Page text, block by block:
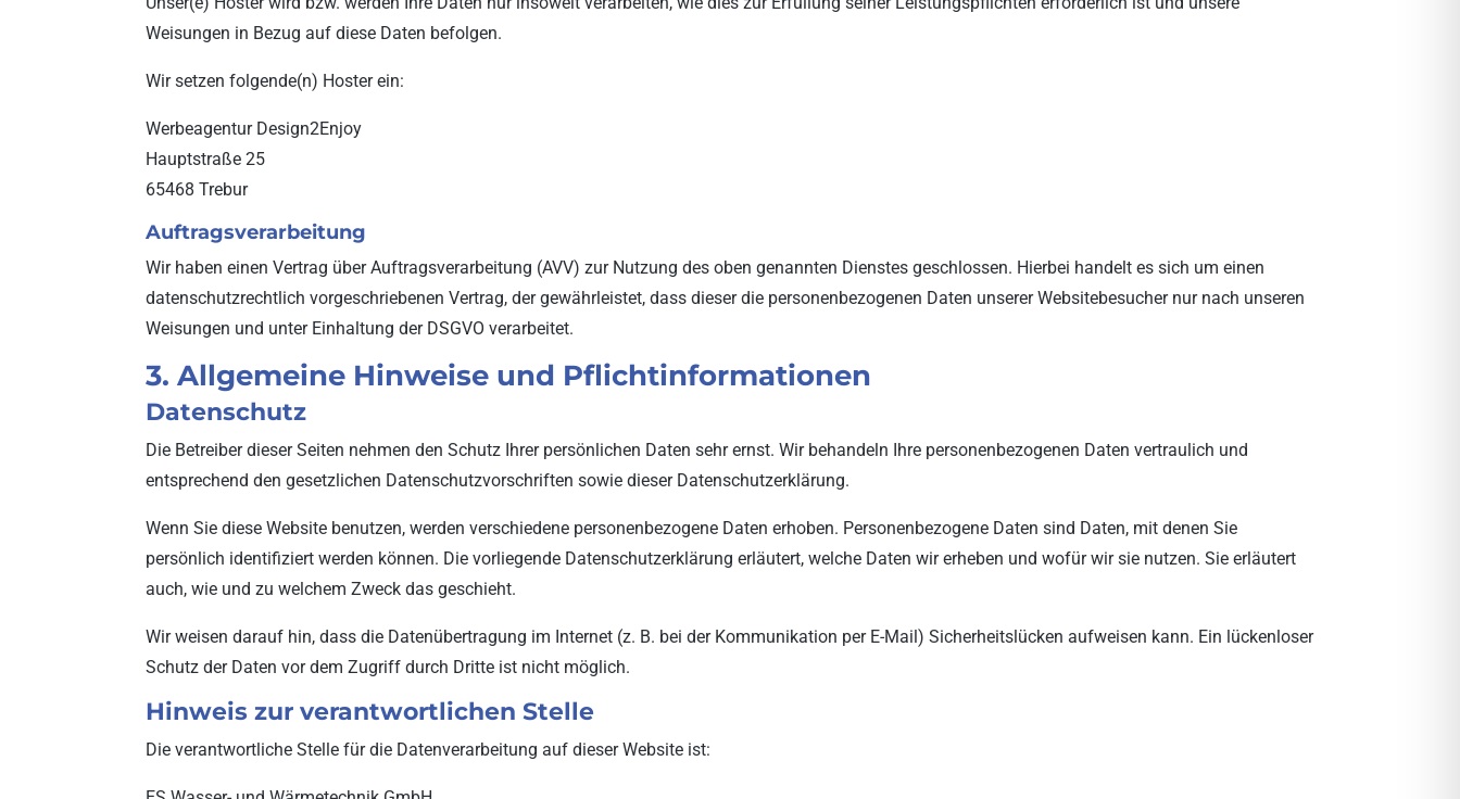
Weisungen in Bezug auf diese Daten befolgen.
Wir setzen folgende(n) Hoster ein:
Werbeagentur Design2Enjoy
Hauptstraße 25
65468 Trebur
Auftragsverarbeitung
Wir haben einen Vertrag über Auftragsverarbeitung (AVV) zur Nutzung des oben genannten Dienstes geschlossen. Hierbei handelt es sich um einen
datenschutzrechtlich vorgeschriebenen Vertrag, der gewährleistet, dass dieser die personenbezogenen Daten unserer Websitebesucher nur nach unseren
Weisungen und unter Einhaltung der DSGVO verarbeitet.
3. Allgemeine Hinweise und Pflicht­informationen
Datenschutz
Die Betreiber dieser Seiten nehmen den Schutz Ihrer persönlichen Daten sehr ernst. Wir behandeln Ihre personenbezogenen Daten vertraulich und
entsprechend den gesetzlichen Datenschutzvorschriften sowie dieser Datenschutzerklärung.
Wenn Sie diese Website benutzen, werden verschiedene personenbezogene Daten erhoben. Personenbezogene Daten sind Daten, mit denen Sie
persönlich identifiziert werden können. Die vorliegende Datenschutzerklärung erläutert, welche Daten wir erheben und wofür wir sie nutzen. Sie erläutert
auch, wie und zu welchem Zweck das geschieht.
Wir weisen darauf hin, dass die Datenübertragung im Internet (z. B. bei der Kommunikation per E-Mail) Sicherheitslücken aufweisen kann. Ein lückenloser
Schutz der Daten vor dem Zugriff durch Dritte ist nicht möglich.
Hinweis zur verantwortlichen Stelle
Die verantwortliche Stelle für die Datenverarbeitung auf dieser Website ist: